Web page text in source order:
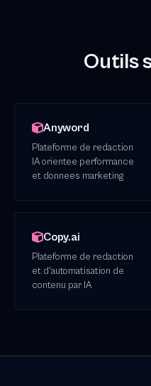
Outils
Anyword
Plateforme de redaction
IA orientee performance
et donnees marketing
Copy.ai
Plateforme de redaction
et d'automatisation de
contenu par IA